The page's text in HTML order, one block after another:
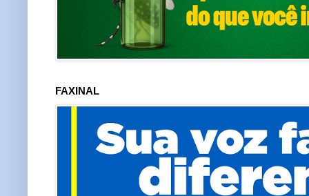
FAXINAL